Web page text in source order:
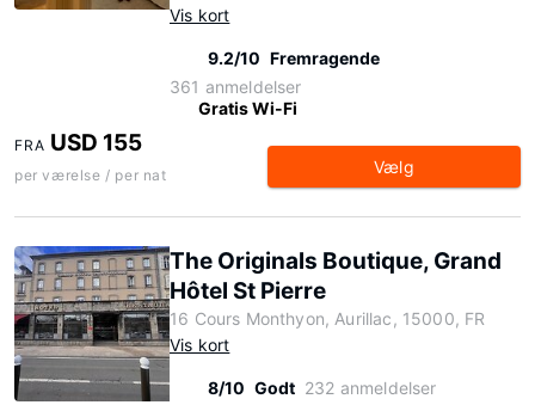
Vis kort
9.2/10 Fremragende
361 anmeldelser
Gratis Wi-Fi
FRA USD 155
per værelse / per nat Vælg
The Originals Boutique, Grand
Hôtel St Pierre
16 Cours Monthyon, Aurillac, 15000, FR
Vis kort
8/10 Godt 232 anmeldelser